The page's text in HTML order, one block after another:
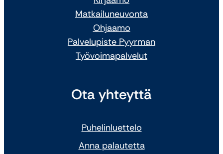
Matkailuneuvonta
Ohjaamo
Palvelupiste Pyyrman
Työvoimapalvelut
Ota yhteyttä
Puhelinluettelo
Anna palautetta